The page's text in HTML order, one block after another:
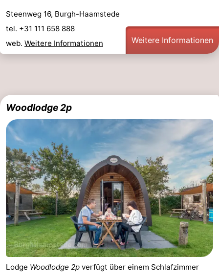
Haag
Rotterdam
-
Rockanje
Zeeland
Schouwen-
Renesse
-
Brouwershaven
-
Bruinisse
Zierikzee
-
Natur
Oosterschelde
-
Natur
Kop
van
Schouwen
Walcheren
-
Veere
-
Natur
Steenweg 16, Burgh-Haamstede
tel. +31 111 658 888
web. Weitere Informationen Weitere Informationen
Woodlodge 2p
Lodge Woodlodge 2p verfügt über einem Schlafzimmer